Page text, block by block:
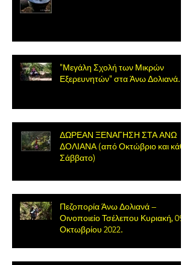
"Μεγάλη Σχολή των Μικρών
Εξερευνητών" στα Άνω Δολιανά.
ΔΩΡΕΑΝ ΞΕΝΑΓΗΣΗ ΣΤΑ ΑΝΩ
ΔΟΛΙΑΝΑ (από Οκτώβριο και κάθε
Σάββατο)
Πεζοπορία Άνω Δολιανά –
Οινοποιείο Τσέλεπου Κυριακή, 09
Οκτωβρίου 2022.